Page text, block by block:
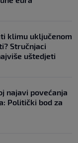
klimu uključenom
Stručnjaci
uštedjeti
najavi povećanja
Politički bod za